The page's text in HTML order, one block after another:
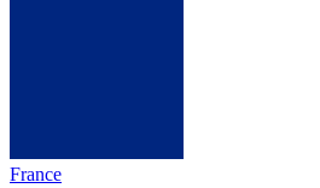
France